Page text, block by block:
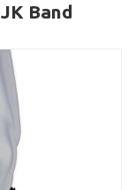
Band